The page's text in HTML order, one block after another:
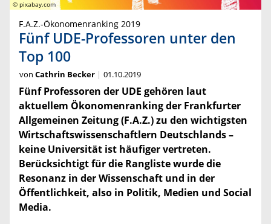
© pixabay.com
F.A.Z.-Ökonomenranking 2019
Fünf UDE-Professoren unter den
Top 100
von Cathrin Becker 01.10.2019
Fünf Professoren der UDE gehören laut
aktuellem Ökonomenranking der Frankfurter
Allgemeinen Zeitung (F.A.Z.) zu den wichtigsten
Wirtschaftswissenschaftlern Deutschlands –
keine Universität ist häufiger vertreten.
Berücksichtigt für die Rangliste wurde die
Resonanz in der Wissenschaft und in der
Öffentlichkeit, also in Politik, Medien und Social
Media.